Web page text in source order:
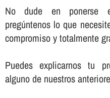
No dude en ponerse
pregúntenos lo que
compromiso y totalmente
Puedes explicarnos tu
alguno de nuestros